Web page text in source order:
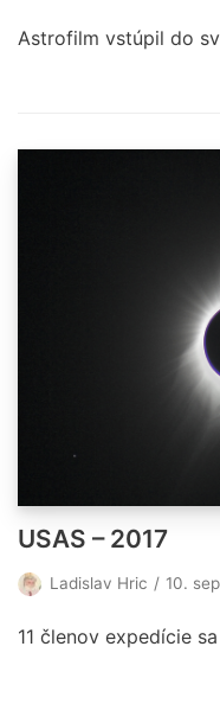
Astrofilm vstúpil do
USAS – 2017
Ladislav Hric 10.
11 členov expedície